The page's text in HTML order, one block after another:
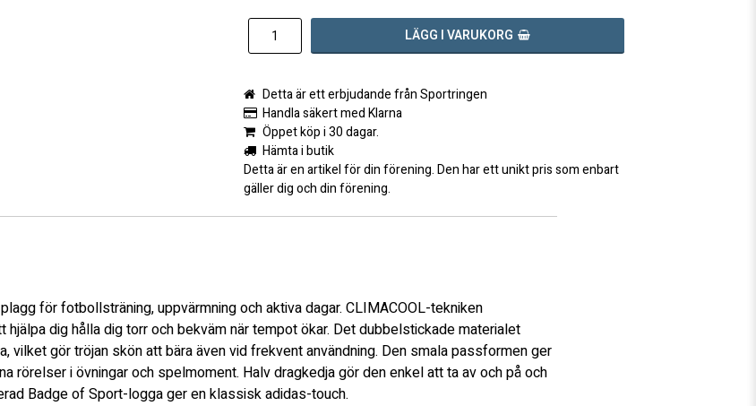
LÄGG I VARUKORG
Detta är ett erbjudande från Sportringen
Handla säkert med Klarna
Öppet köp i 30 dagar.
Hämta i butik
Detta är en artikel för din förening. Den har ett unikt pris som enbart
gäller dig och din förening.
för fotbollsträning, uppvärmning och aktiva dagar. CLIMACOOL-tekniken
dig hålla dig torr och bekväm när tempot ökar. Det dubbelstickade materialet
vilket gör tröjan skön att bära även vid frekvent användning. Den smala passformen ger
rörelser i övningar och spelmoment. Halv dragkedja gör den enkel att ta av och på och
Badge of Sport-logga ger en klassisk adidas-touch.